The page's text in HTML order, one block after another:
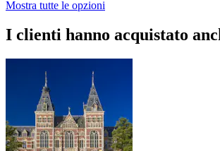
Mostra tutte le opzioni
I clienti hanno acquistato